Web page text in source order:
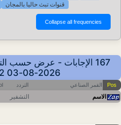
قنوات تبث حاليا بالمجان
167 الإجابات - عرض حسب
2026-08-03 01:22 CET
Pos القمر الصناعي التردد
الاسم التشفير